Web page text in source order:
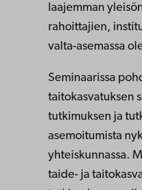
laajemman
rahoittajien,
valta-asemassa
Seminaarissa
taitokasvatuksen
tutkimuksen ja
asemoitumista
yhteiskunnassa.
taide- ja